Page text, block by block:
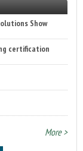
Show
certification
Europe
More >